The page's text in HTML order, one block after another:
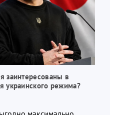
заинтересованы в
украинского режима?